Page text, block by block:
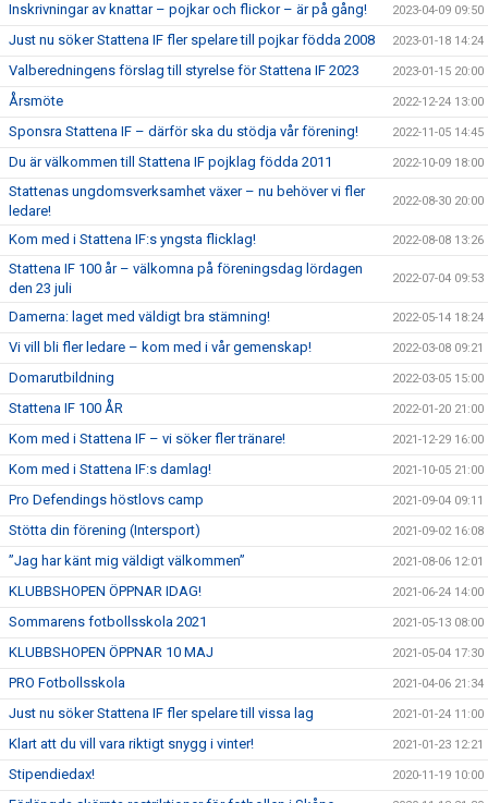
Inskrivningar av knattar – pojkar och flickor – är på gång! 2023-04-09 09:50
Just nu söker Stattena IF fler spelare till pojkar födda 2008 2023-01-18 14:24
Valberedningens förslag till styrelse för Stattena IF 2023 2023-01-15 20:00
Årsmöte 2022-12-24 13:00
Sponsra Stattena IF – därför ska du stödja vår förening! 2022-11-05 14:45
Du är välkommen till Stattena IF pojklag födda 2011 2022-10-09 18:00
Stattenas ungdomsverksamhet växer – nu behöver vi fler
ledare!
2022-08-30 20:00
Kom med i Stattena IF:s yngsta flicklag! 2022-08-08 13:26
Stattena IF 100 år – välkomna på föreningsdag lördagen
den 23 juli
2022-07-04 09:53
Damerna: laget med väldigt bra stämning! 2022-05-14 18:24
Vi vill bli fler ledare – kom med i vår gemenskap! 2022-03-08 09:21
Domarutbildning 2022-03-05 15:00
Stattena IF 100 ÅR 2022-01-20 21:00
Kom med i Stattena IF – vi söker fler tränare! 2021-12-29 16:00
Kom med i Stattena IF:s damlag! 2021-10-05 21:00
Pro Defendings höstlovs camp 2021-09-04 09:11
Stötta din förening (Intersport) 2021-09-02 16:08
”Jag har känt mig väldigt välkommen” 2021-08-06 12:01
KLUBBSHOPEN ÖPPNAR IDAG! 2021-06-24 14:00
Sommarens fotbollsskola 2021 2021-05-13 08:00
KLUBBSHOPEN ÖPPNAR 10 MAJ 2021-05-04 17:30
PRO Fotbollsskola 2021-04-06 21:34
Just nu söker Stattena IF fler spelare till vissa lag 2021-01-24 11:00
Klart att du vill vara riktigt snygg i vinter! 2021-01-23 12:21
Stipendiedax! 2020-11-19 10:00